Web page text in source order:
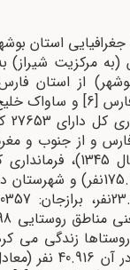
استان
از استان
[6]و ساواک
فارس و از جنوب و
شد. در سرشماری عمومی نفوس و